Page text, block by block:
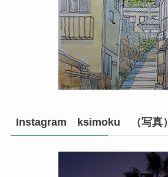
Instagram ksimoku （写真）